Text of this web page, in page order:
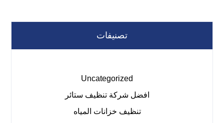
تصنيفات
Uncategorized
افضل شركة تنظيف ستائر
تنظيف خزانات المياه